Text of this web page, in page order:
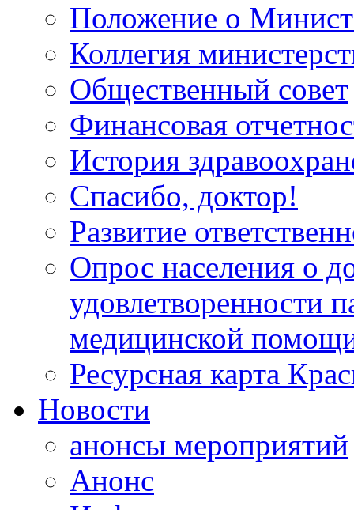
Положение о
Коллегия
Общественный совет
Финансовая
История
Спасибо, доктор!
Развитие
Опрос населения о
удовлетворенности
медицинской
Ресурсная карта
Новости
анонсы мероприятий
Анонс